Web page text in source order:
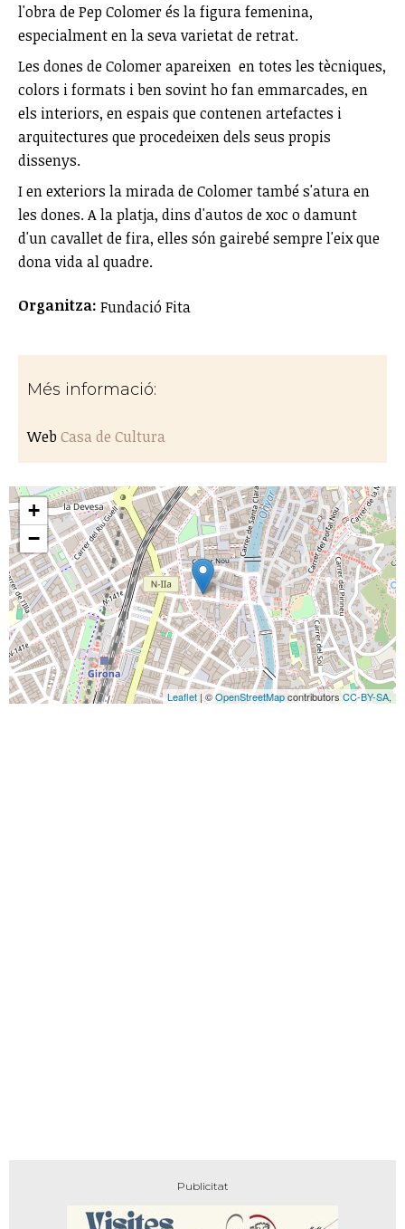
l'obra de Pep Colomer és la figura femenina,
especialment en la seva varietat de retrat.
Les dones de Colomer apareixen en totes les tècniques,
colors i formats i ben sovint ho fan emmarcades, en
els interiors, en espais que contenen artefactes i
arquitectures que procedeixen dels seus propis
dissenys.
I en exteriors la mirada de Colomer també s'atura en
les dones. A la platja, dins d'autos de xoc o damunt
d'un cavallet de fira, elles són gairebé sempre l'eix que
dona vida al quadre.
Organitza: Fundació Fita
Més informació:
WebCasa de Cultura
+
−
Leaflet | ©OpenStreetMapcontributorsCC-BY-SA,